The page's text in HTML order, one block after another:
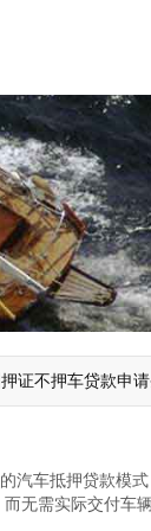
证不押车贷款申
汽车抵押贷款模
无需实际交付车